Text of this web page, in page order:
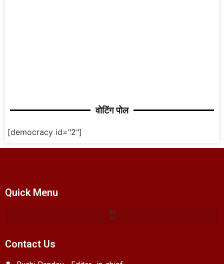
वोटिंग पोल
[democracy id="2"]
Quick Menu
Contact Us